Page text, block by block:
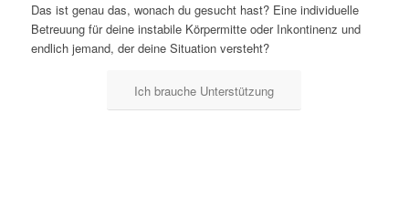
Das ist genau das, wonach du gesucht hast? Eine individuelle
Betreuung für deine instabile Körpermitte oder Inkontinenz und
endlich jemand, der deine Situation versteht?
Ich brauche Unterstützung